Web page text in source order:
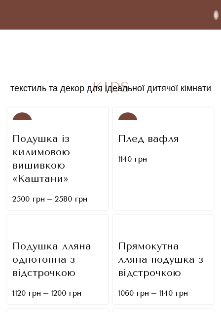
0
KIDS
текстиль та декор для ідеальної дитячої кімнати
Подушка із
килимовою
вишивкою
«Каштани»
2500 грн – 2580 грн
Плед вафля
1140 грн
Подушка лляна
однотонна з
відстрочкою
1120 грн – 1200 грн
Прямокутна
лляна подушка з
відстрочкою
1060 грн – 1140 грн